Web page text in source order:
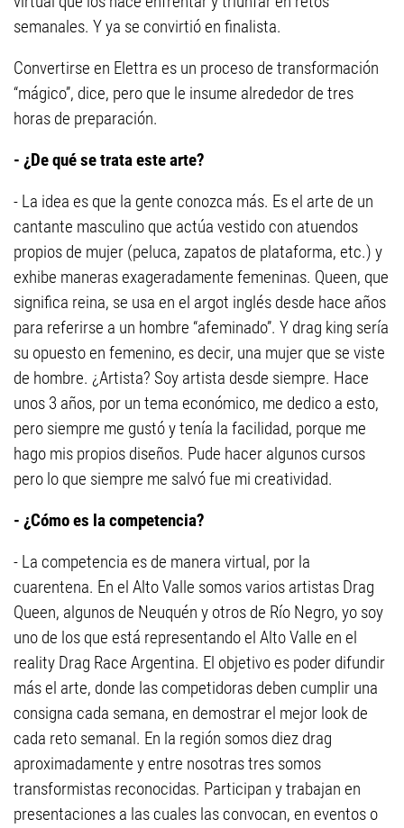
semanales. Y ya se convirtió en finalista.
Convertirse en Elettra es un proceso de transformación
“mágico”, dice, pero que le insume alrededor de tres
horas de preparación.
- ¿De qué se trata este arte?
- La idea es que la gente conozca más. Es el arte de un
cantante masculino que actúa vestido con atuendos
propios de mujer (peluca, zapatos de plataforma, etc.) y
exhibe maneras exageradamente femeninas. Queen, que
significa reina, se usa en el argot inglés desde hace años
para referirse a un hombre “afeminado”. Y drag king sería
su opuesto en femenino, es decir, una mujer que se viste
de hombre. ¿Artista? Soy artista desde siempre. Hace
unos 3 años, por un tema económico, me dedico a esto,
pero siempre me gustó y tenía la facilidad, porque me
hago mis propios diseños. Pude hacer algunos cursos
pero lo que siempre me salvó fue mi creatividad.
- ¿Cómo es la competencia?
- La competencia es de manera virtual, por la
cuarentena. En el Alto Valle somos varios artistas Drag
Queen, algunos de Neuquén y otros de Río Negro, yo soy
uno de los que está representando el Alto Valle en el
reality Drag Race Argentina. El objetivo es poder difundir
más el arte, donde las competidoras deben cumplir una
consigna cada semana, en demostrar el mejor look de
cada reto semanal. En la región somos diez drag
aproximadamente y entre nosotras tres somos
transformistas reconocidas. Participan y trabajan en
presentaciones a las cuales las convocan, en eventos o